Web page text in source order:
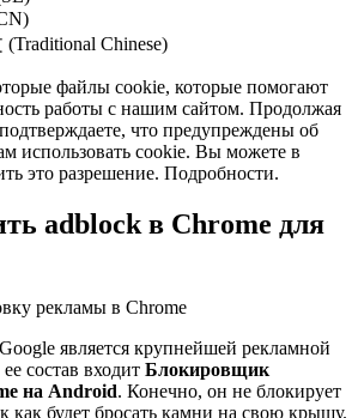
Chinese)
файлы cookie, которые помогают
работы с нашим сайтом. Продолжая
что предупреждены об
использовать cookie. Вы можете в
это разрешение. Подробности.
adblock в Chrome для
является крупнейшей рекламной
состав входит Блокировщик
на Android. Конечно, он не блокирует
как будет бросать камни на свою крышу.